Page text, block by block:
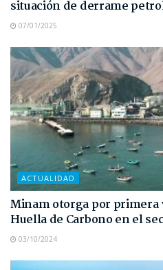
situación de derrame
07/01/2025
ACTUALIDAD
Minam otorga por primera
Huella de Carbono en el
03/10/2024